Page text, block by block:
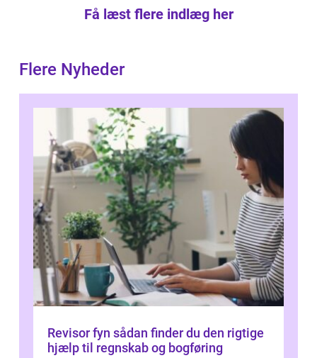
Få læst flere indlæg her
Flere Nyheder
Revisor fyn sådan finder du den rigtige
hjælp til regnskab og bogføring